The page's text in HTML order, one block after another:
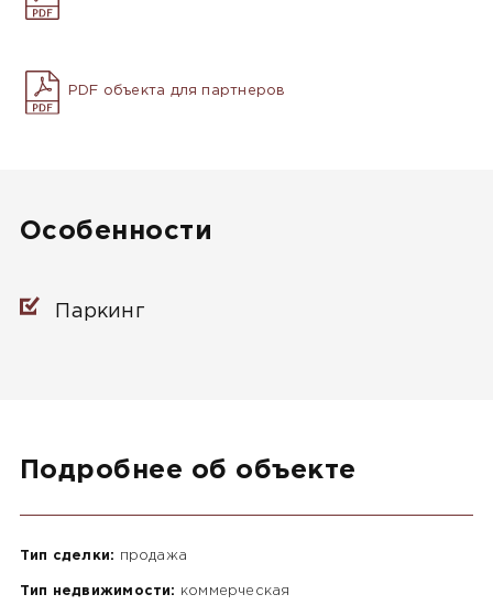
PDF объекта для партнеров
Особенности
Паркинг
Подробнее об объекте
Тип сделки: продажа
Тип недвижимости: коммерческая